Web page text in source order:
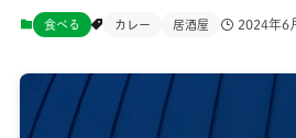
食べる カレー 居酒屋 2024年6